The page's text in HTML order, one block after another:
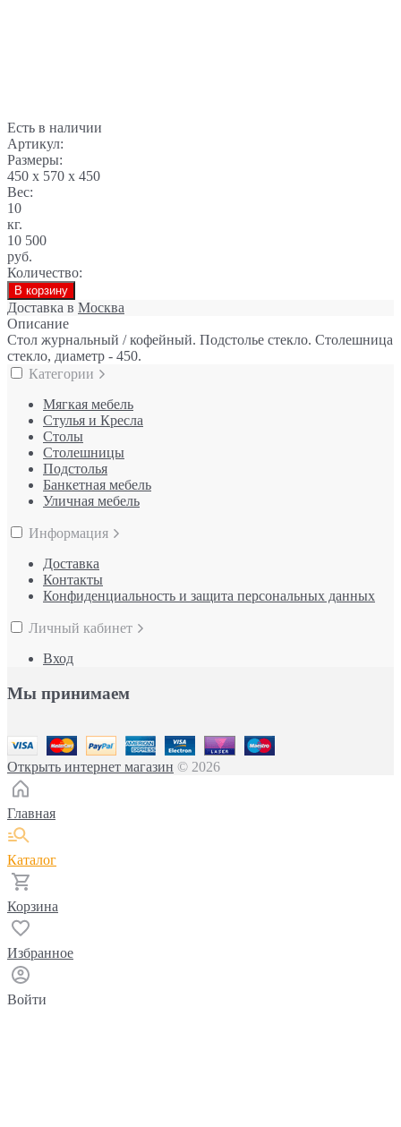
Есть в наличии
Артикул:
Размеры:
450 x 570 x 450
Вес:
10
кг.
10 500
руб.
Количество:
В корзину
Доставка в Москва
Описание
Стол журнальный / кофейный. Подстолье стекло. Столешница
стекло, диаметр - 450.
Категории
Мягкая мебель
Стулья и Кресла
Столы
Столешницы
Подстолья
Банкетная мебель
Уличная мебель
Информация
Доставка
Контакты
Конфиденциальность и защита персональных данных
Личный кабинет
Вход
Мы принимаем
Открыть интернет магазин © 2026
Главная
Каталог
Корзина
Избранное
Войти